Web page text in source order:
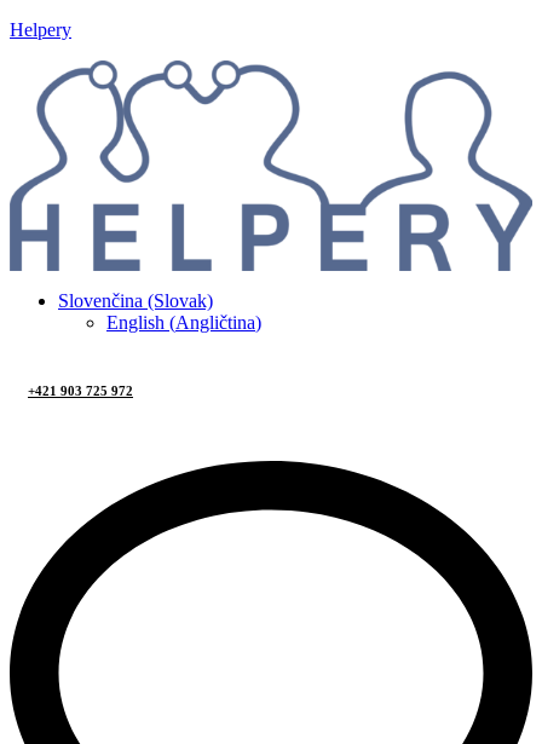
Helpery
Slovenčina (Slovak)
English (Angličtina)
+421 903 725 972